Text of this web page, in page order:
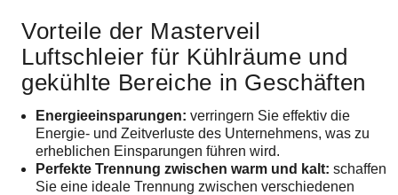
Vorteile der Masterveil
Luftschleier für Kühlräume und
gekühlte Bereiche in Geschäften
Energieeinsparungen: verringern Sie effektiv die
Energie- und Zeitverluste des Unternehmens, was zu
erheblichen Einsparungen führen wird.
Perfekte Trennung zwischen warm und kalt: schaffen
Sie eine ideale Trennung zwischen verschiedenen